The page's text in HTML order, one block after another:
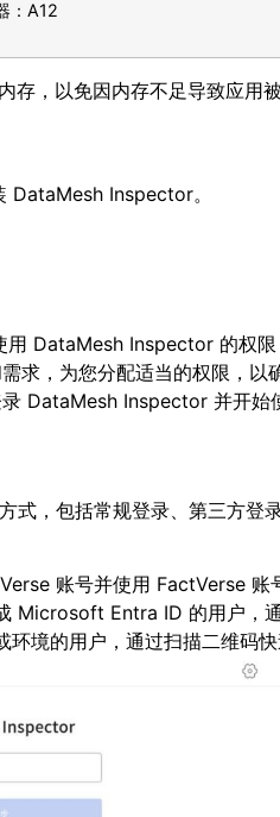
：A12
存，以免因内存不足导致应用被
DataMesh Inspector。
DataMesh Inspector 的权
求，为您分配适当的权限，
DataMesh Inspector 并开始
，包括常规登录、第三方登
账号并使用 FactVerse 账
Microsoft Entra ID 的用户
环境的用户，通过扫描二维码快